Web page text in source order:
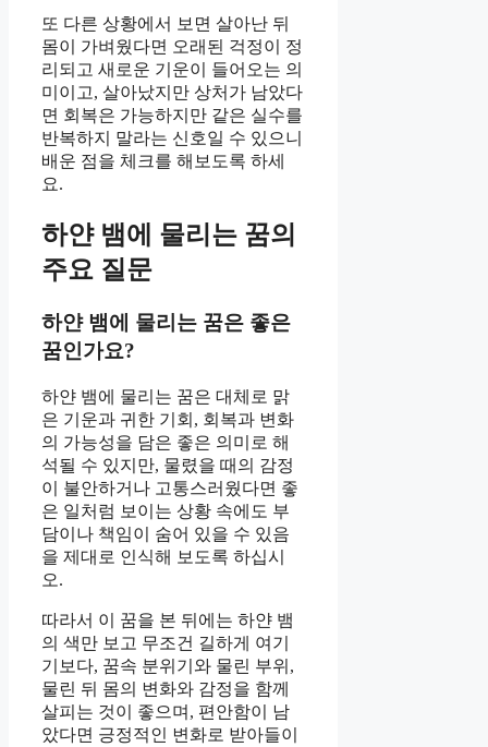
또 다른 상황에서 보면 살아난 뒤
몸이 가벼웠다면 오래된 걱정이 정
리되고 새로운 기운이 들어오는 의
미이고, 살아났지만 상처가 남았다
면 회복은 가능하지만 같은 실수를
반복하지 말라는 신호일 수 있으니
배운 점을 체크를 해보도록 하세
요.
하얀 뱀에 물리는 꿈의
주요 질문
하얀 뱀에 물리는 꿈은 좋은
꿈인가요?
하얀 뱀에 물리는 꿈은 대체로 맑
은 기운과 귀한 기회, 회복과 변화
의 가능성을 담은 좋은 의미로 해
석될 수 있지만, 물렸을 때의 감정
이 불안하거나 고통스러웠다면 좋
은 일처럼 보이는 상황 속에도 부
담이나 책임이 숨어 있을 수 있음
을 제대로 인식해 보도록 하십시
오.
따라서 이 꿈을 본 뒤에는 하얀 뱀
의 색만 보고 무조건 길하게 여기
기보다, 꿈속 분위기와 물린 부위,
물린 뒤 몸의 변화와 감정을 함께
살피는 것이 좋으며, 편안함이 남
았다면 긍정적인 변화로 받아들이